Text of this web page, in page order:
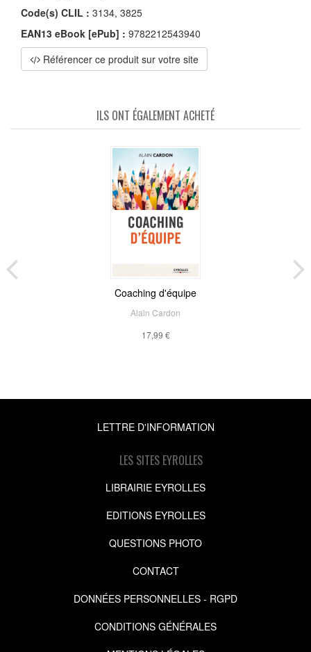
Code(s) CLIL : 3134, 3825
EAN13 eBook [ePub] : 9782212543940
Référencer ce produit sur votre site
ILS ONT ÉGALEMENT ACHETÉ
Coaching d'équipe
Alain Cardon
17,99 €
LETTRE D'INFORMATION
LES SITES EYROLLES
LIBRAIRIE EYROLLES
EDITIONS EYROLLES
QUESTIONS PHOTO
CONTACT
DONNÉES PERSONNELLES - RGPD
CONDITIONS GÉNÉRALES